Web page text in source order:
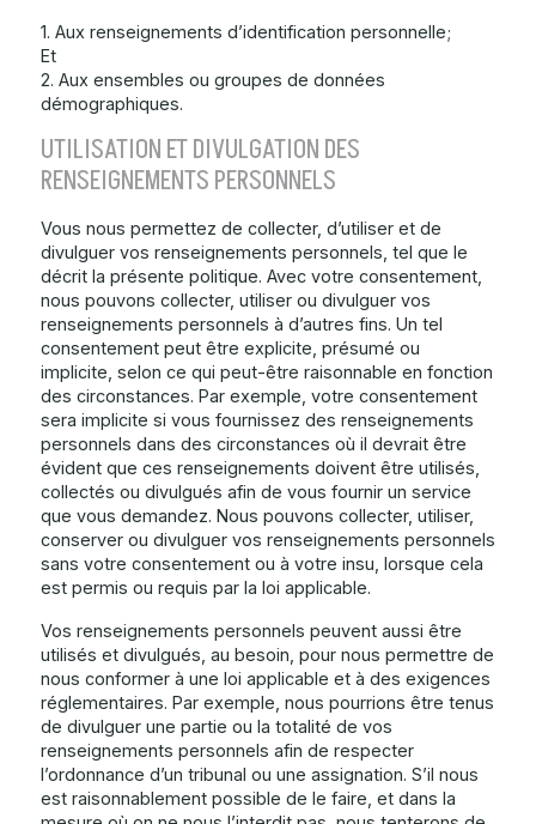
1. Aux renseignements d’identification personnelle;
Et
2. Aux ensembles ou groupes de données
démographiques.
UTILISATION ET DIVULGATION DES
RENSEIGNEMENTS PERSONNELS
Vous nous permettez de collecter, d’utiliser et de
divulguer vos renseignements personnels, tel que le
décrit la présente politique. Avec votre consentement,
nous pouvons collecter, utiliser ou divulguer vos
renseignements personnels à d’autres fins. Un tel
consentement peut être explicite, présumé ou
implicite, selon ce qui peut-être raisonnable en fonction
des circonstances. Par exemple, votre consentement
sera implicite si vous fournissez des renseignements
personnels dans des circonstances où il devrait être
évident que ces renseignements doivent être utilisés,
collectés ou divulgués afin de vous fournir un service
que vous demandez. Nous pouvons collecter, utiliser,
conserver ou divulguer vos renseignements personnels
sans votre consentement ou à votre insu, lorsque cela
est permis ou requis par la loi applicable.
Vos renseignements personnels peuvent aussi être
utilisés et divulgués, au besoin, pour nous permettre de
nous conformer à une loi applicable et à des exigences
réglementaires. Par exemple, nous pourrions être tenus
de divulguer une partie ou la totalité de vos
renseignements personnels afin de respecter
l’ordonnance d’un tribunal ou une assignation. S’il nous
est raisonnablement possible de le faire, et dans la